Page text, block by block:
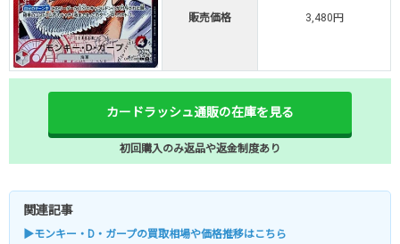
販売価格 3,480円
カードラッシュ通販の在庫を見る
初回購入のみ返品や返金制度あり
関連記事
▶モンキー・D・ガープの買取相場や価格推移はこちら